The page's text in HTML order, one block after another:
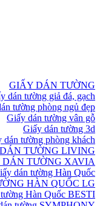
GIẤY DÁN TƯỜNG
dán tường giả đá, gạch
tường phòng ngủ đẹp
Giấy dán tường vân gỗ
Giấy dán tường 3d
dán tường phòng khách
TƯỜNG LIVING
DÁN TƯỜNG XAVIA
dán tường Hàn Quốc
HÀN QUỐC LG
Hàn Quốc BESTI